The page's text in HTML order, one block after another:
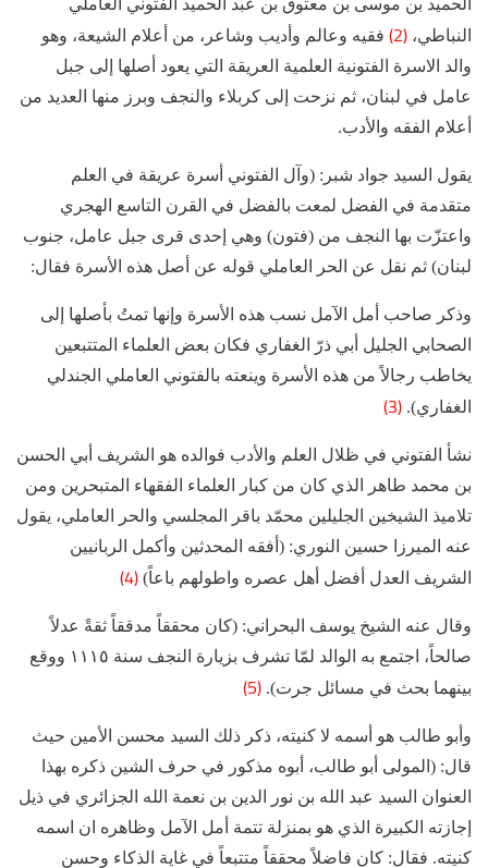
النباطي، (2)
فقيه وعالم وأديب وشاعر، من أعلام الشيعة، وهو
والد الاسرة الفتونية العلمية العريقة التي يعود أصلها إلى جبل
عامل في لبنان، ثم نزحت إلى كربلاء والنجف وبرز منها العديد من
أعلام الفقه والأدب.
يقول السيد جواد شبر: (وآل الفتوني أسرة عريقة في العلم
متقدمة في الفضل لمعت بالفضل في القرن التاسع الهجري
واعتزّت بها النجف من (فتون) وهي إحدى قرى جبل عامل، جنوب
لبنان) ثم نقل عن الحر العاملي قوله عن أصل هذه الأسرة فقال:
وذكر صاحب أمل الآمل نسب هذه الأسرة وإنها تمتُ بأصلها إلى
الصحابي الجليل أبي ذرّ الغفاري فكان بعض العلماء المتتبعين
يخاطب رجالاً من هذه الأسرة وينعته بالفتوني العاملي الجندلي
الغفاري). (3)
نشأ الفتوني في ظلال العلم والأدب فوالده هو الشريف أبي الحسن
بن محمد طاهر الذي كان من كبار العلماء الفقهاء المتبحرين ومن
تلاميذ الشيخين الجليلين محمّد باقر المجلسي والحر العاملي، يقول
عنه الميرزا حسين النوري: (أفقه المحدثين وأكمل الربانيين
الشريف العدل أفضل أهل عصره واطولهم باعاً) (4)
وقال عنه الشيخ يوسف البحراني: (كان محققاً مدققاً ثقةً عدلاً
صالحاً، اجتمع به الوالد لمّا تشرف بزيارة النجف سنة ١١١٥ ووقع
بينهما بحث في مسائل جرت). (5)
وأبو طالب هو أسمه لا كنيته، ذكر ذلك السيد محسن الأمين حيث
قال: (المولى أبو طالب، أبوه مذكور في حرف الشين ذكره بهذا
العنوان السيد عبد الله بن نور الدين بن نعمة الله الجزائري في ذيل
إجازته الكبيرة الذي هو بمنزلة تتمة أمل الآمل وظاهره ان اسمه
كنيته. فقال: كان فاضلاً محققاً متتبعاً في غاية الذكاء وحسن